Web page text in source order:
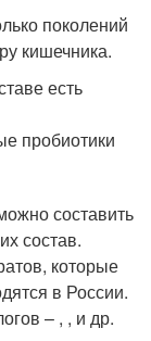
поколений
кишечника.
есть
пробиотики
составить
состав.
которые
в России.
– , , и др.